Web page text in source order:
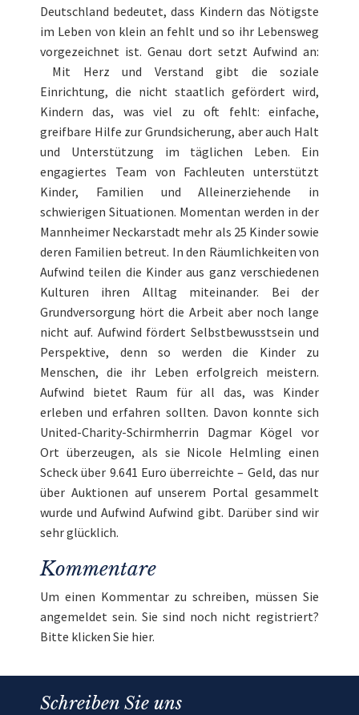
Deutschland bedeutet, dass Kindern das Nötigste
im Leben von klein an fehlt und so ihr Lebensweg
vorgezeichnet ist. Genau dort setzt Aufwind an:
Mit Herz und Verstand gibt die soziale
Einrichtung, die nicht staatlich gefördert wird,
Kindern das, was viel zu oft fehlt: einfache,
greifbare Hilfe zur Grundsicherung, aber auch Halt
und Unterstützung im täglichen Leben. Ein
engagiertes Team von Fachleuten unterstützt
Kinder, Familien und Alleinerziehende in
schwierigen Situationen. Momentan werden in der
Mannheimer Neckarstadt mehr als 25 Kinder sowie
deren Familien betreut. In den Räumlichkeiten von
Aufwind teilen die Kinder aus ganz verschiedenen
Kulturen ihren Alltag miteinander. Bei der
Grundversorgung hört die Arbeit aber noch lange
nicht auf. Aufwind fördert Selbstbewusstsein und
Perspektive, denn so werden die Kinder zu
Menschen, die ihr Leben erfolgreich meistern.
Aufwind bietet Raum für all das, was Kinder
erleben und erfahren sollten. Davon konnte sich
United-Charity-Schirmherrin Dagmar Kögel vor
Ort überzeugen, als sie Nicole Helmling einen
Scheck über 9.641 Euro überreichte – Geld, das nur
über Auktionen auf unserem Portal gesammelt
wurde und Aufwind Aufwind gibt. Darüber sind wir
sehr glücklich.
Kommentare
Um einen Kommentar zu schreiben, müssen Sie
angemeldet sein. Sie sind noch nicht registriert?
Bitte klicken Sie hier.
Schreiben Sie uns